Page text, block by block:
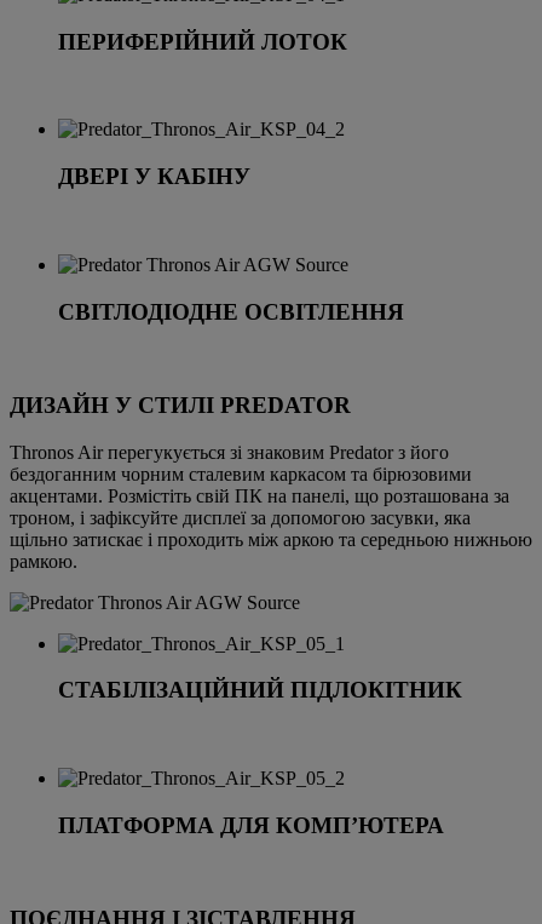
ПЕРИФЕРІЙНИЙ ЛОТОК
ДВЕРІ У КАБІНУ
СВІТЛОДІОДНЕ ОСВІТЛЕННЯ
ДИЗАЙН У СТИЛІ PREDATOR
Thronos Air перегукується зі знаковим Predator з його
бездоганним чорним сталевим каркасом та бірюзовими
акцентами. Розмістіть свій ПК на панелі, що розташована за
троном, і зафіксуйте дисплеї за допомогою засувки, яка
щільно затискає і проходить між аркою та середньою нижньою
рамкою.
СТАБІЛІЗАЦІЙНИЙ ПІДЛОКІТНИК
ПЛАТФОРМА ДЛЯ КОМП’ЮТЕРА
ПОЄДНАННЯ І ЗІСТАВЛЕННЯ